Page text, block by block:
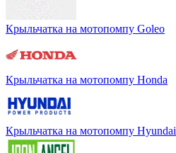
Крыльчатка на мотопомпу Goleo
Крыльчатка на мотопомпу Honda
Крыльчатка на мотопомпу Hyundai